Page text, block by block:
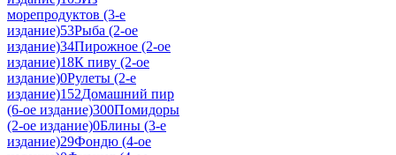
морепродуктов (3-е
издание)53Рыба (2-ое
издание)34Пирожное (2-ое
издание)18К пиву (2-ое
издание)0Рулеты (2-е
издание)152Домашний пир
(6-ое издание)300Помидоры
(2-ое издание)0Блины (3-е
издание)29Фондю (4-ое